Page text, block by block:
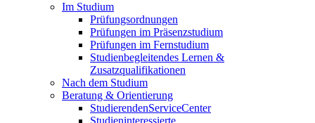
Im Studium
Prüfungsordnungen
Prüfungen im Präsenzstudium
Prüfungen im Fernstudium
Studienbegleitendes Lernen &
Zusatzqualifikationen
Nach dem Studium
Beratung & Orientierung
StudierendenServiceCenter